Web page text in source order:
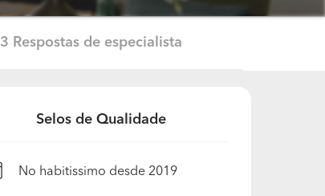
3 Respostas de especialista
Selos de Qualidade
No habitissimo desde 2019